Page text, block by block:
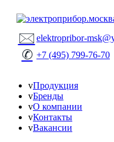
🖂 elektropribor-
✆ +7 (495) 799-76-70
vПродукция
vБренды
vО компании
vКонтакты
vВакансии